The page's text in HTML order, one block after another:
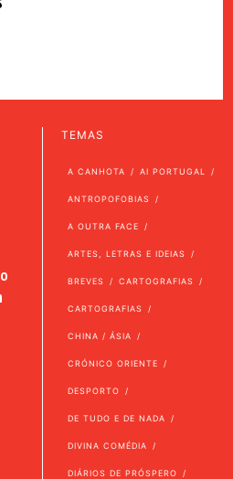
TEMAS
A CANHOTA AI PORTUGAL
ANTROPOFOBIAS
A OUTRA FACE
ARTES, LETRAS E IDEIAS
BREVES CARTOGRAFIAS
CARTOGRAFIAS
CHINA / ÁSIA
CRÓNICO ORIENTE
DESPORTO
DE TUDO E DE NADA
DIVINA COMÉDIA
DIÁRIOS DE PRÓSPERO